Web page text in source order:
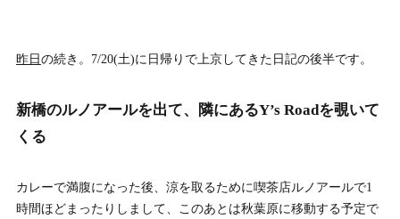
昨日 の続き。7/20(土)に日帰りで上京してきた日記の後半です。
新橋のルノアールを出て、隣にあるY’s Roadを覗いて
くる
カレーで満腹になった後、涼を取るために喫茶店ルノアールで1
時間ほどまったりしまして、このあとは秋葉原に移動する予定で